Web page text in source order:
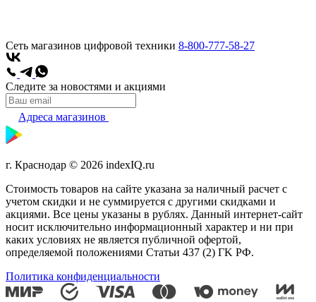
Сеть магазинов цифровой техники 8-800-777-58-27
Следите за новостями и акциями
Адреса магазинов
г. Краснодар © 2026 indexIQ.ru
Стоимость товаров на сайте указана за наличный расчет с
учетом скидки и не суммируется с другими скидками и
акциями. Все цены указаны в рублях. Данный интернет-сайт
носит исключительно информационный характер и ни при
каких условиях не является публичной офертой,
определяемой положениями Статьи 437 (2) ГK РФ.
Политика конфиденциальности